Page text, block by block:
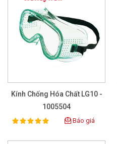
Kính Chống Hóa Chất LG10 -
1005504
Rating:
100% Báo giá